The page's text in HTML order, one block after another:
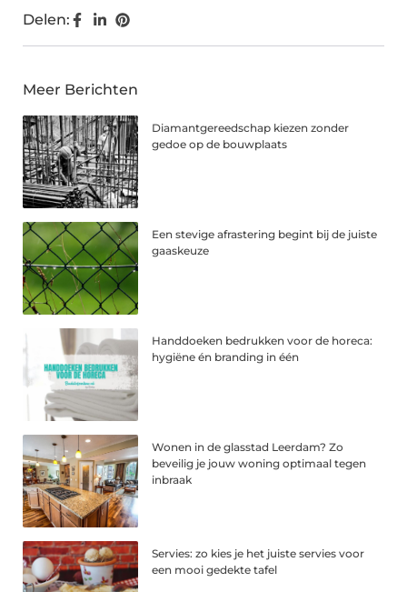
Delen:
Meer Berichten
Diamantgereedschap kiezen zonder
gedoe op de bouwplaats
Een stevige afrastering begint bij de juiste
gaaskeuze
Handdoeken bedrukken voor de horeca:
hygiëne én branding in één
Wonen in de glasstad Leerdam? Zo
beveilig je jouw woning optimaal tegen
inbraak
Servies: zo kies je het juiste servies voor
een mooi gedekte tafel